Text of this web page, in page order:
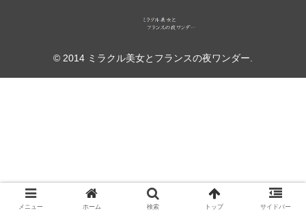
© 2014 ミラクル美女とフランスの夜ワンダー.
メニュー ホーム 検索 トップ サイドバー